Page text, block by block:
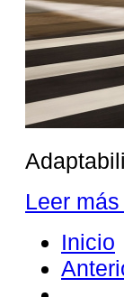
Leer más
Inicio